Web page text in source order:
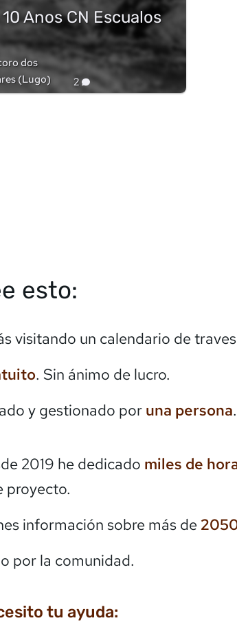
10 Anos CN Escualos
dos
(Lugo) 2
esto:
visitando un calendario de
. Sin ánimo de lucro.
y gestionado por una persona.
2019 he dedicado miles de
proyecto.
información sobre más de
por la comunidad.
tu ayuda: